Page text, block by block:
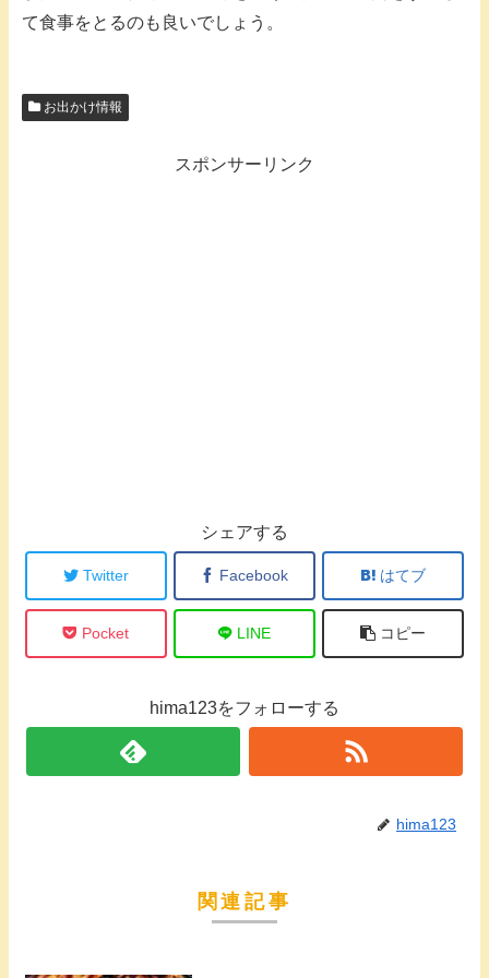
て食事をとるのも良いでしょう。
お出かけ情報
スポンサーリンク
シェアする
Twitter Facebook はてブ
Pocket LINE コピー
hima123をフォローする
hima123
関連記事